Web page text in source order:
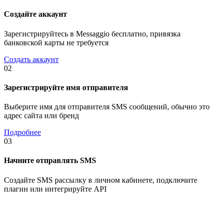
Создайте аккаунт
Зарегистрируйтесь в Messaggio бесплатно, привязка
банковской карты не требуется
Создать аккаунт
02
Зарегистрируйте имя отправителя
Выберите имя для отправителя SMS сообщений, обычно это
адрес сайта или бренд
Подробнее
03
Начните отправлять SMS
Создайте SMS рассылку в личном кабинете, подключите
плагин или интегрируйте API